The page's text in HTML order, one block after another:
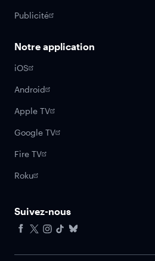
Publicité
Notre application
iOS
Android
Apple TV
Google TV
Fire TV
Roku
Suivez-nous